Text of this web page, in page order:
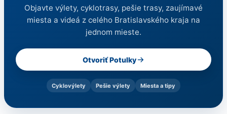
Objavte výlety, cyklotrasy, pešie trasy, zaujímavé
miesta a videá z celého Bratislavského kraja na
jednom mieste.
Otvoriť Potulky
Cyklovýlety Pešie výlety Miesta a tipy